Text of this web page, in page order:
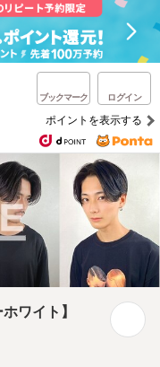
ブックマーク ログイン
ポイントを表示する
ワイト】